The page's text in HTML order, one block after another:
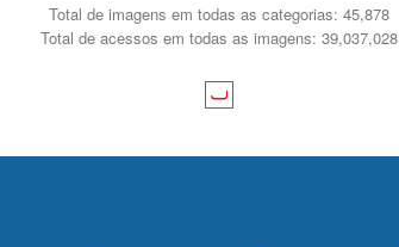
Total de imagens em todas as categorias: 45,878
Total de acessos em todas as imagens: 39,037,028